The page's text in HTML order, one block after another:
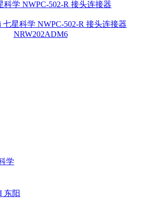
七星科学 NWPC-502-R 接头连接器
NRW202ADM6
学
东阳